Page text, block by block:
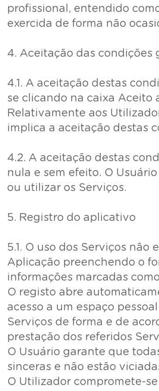
profissional, entendido
exercida de forma não
4. Aceitação das condições
4.1. A aceitação destas
se clicando na caixa Aceito
Relativamente aos
implica a aceitação destas
4.2. A aceitação destas
nula e sem efeito. O
ou utilizar os Serviços.
5. Registro do aplicativo
5.1. O uso dos Serviços
Aplicação preenchendo o
informações marcadas
O registo abre
acesso a um espaço
Serviços de forma e de
prestação dos referidos
O Usuário garante que
sinceras e não estão
O Utilizador compromete-